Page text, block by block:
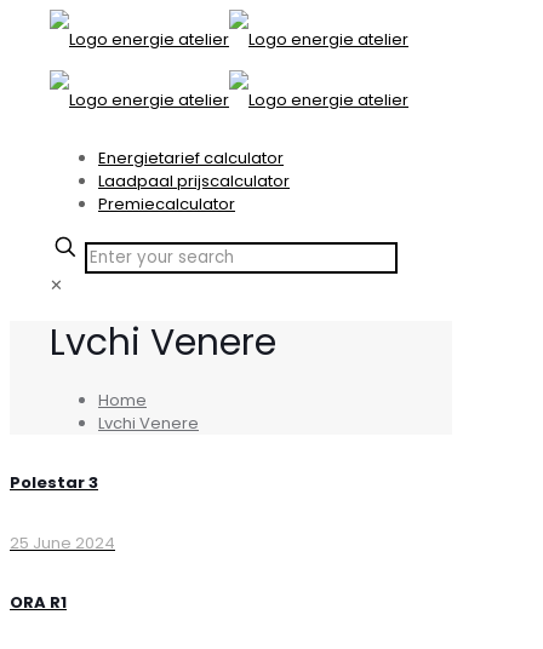
Energietarief calculator
Laadpaal prijscalculator
Premiecalculator
✕
Lvchi Venere
Home
Lvchi Venere
Polestar 3
25 June 2024
ORA R1